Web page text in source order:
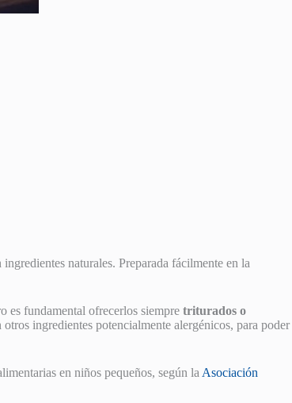
naturales. Preparada fácilmente en la
es fundamental ofrecerlos siempre triturados o
ingredientes potencialmente alergénicos, para poder
en niños pequeños, según la Asociación